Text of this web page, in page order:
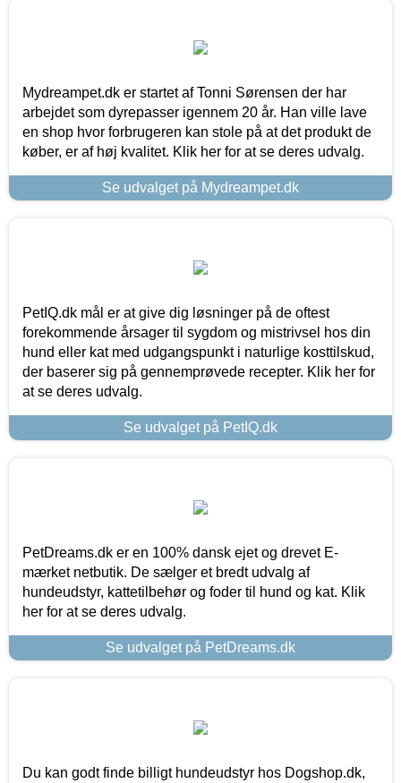
Mydreampet.dk er startet af Tonni Sørensen der har
arbejdet som dyrepasser igennem 20 år. Han ville lave
en shop hvor forbrugeren kan stole på at det produkt de
køber, er af høj kvalitet. Klik her for at se deres udvalg.
Se udvalget på Mydreampet.dk
PetIQ.dk mål er at give dig løsninger på de oftest
forekommende årsager til sygdom og mistrivsel hos din
hund eller kat med udgangspunkt i naturlige kosttilskud,
der baserer sig på gennemprøvede recepter. Klik her for
at se deres udvalg.
Se udvalget på PetIQ.dk
PetDreams.dk er en 100% dansk ejet og drevet E-
mærket netbutik. De sælger et bredt udvalg af
hundeudstyr, kattetilbehør og foder til hund og kat. Klik
her for at se deres udvalg.
Se udvalget på PetDreams.dk
Du kan godt finde billigt hundeudstyr hos Dogshop.dk,